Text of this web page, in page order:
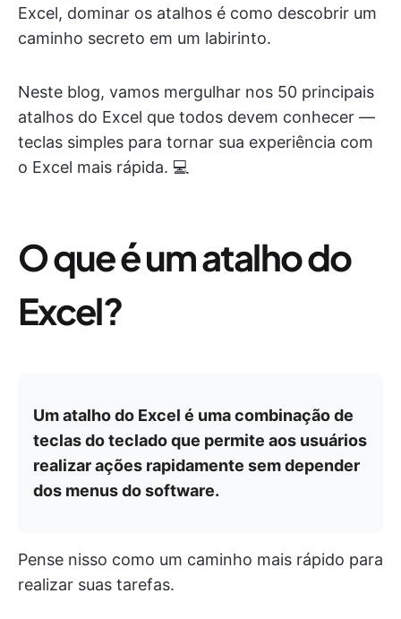
Excel, dominar os atalhos é como descobrir um
caminho secreto em um labirinto.
Neste blog, vamos mergulhar nos 50 principais
atalhos do Excel que todos devem conhecer —
teclas simples para tornar sua experiência com
o Excel mais rápida. 💻
O que é um atalho do
Excel?
Um atalho do Excel é uma combinação de
teclas do teclado que permite aos usuários
realizar ações rapidamente sem depender
dos menus do software.
Pense nisso como um caminho mais rápido para
realizar suas tarefas.